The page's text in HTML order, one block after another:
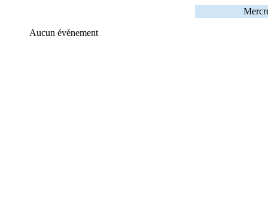
Aucun événement